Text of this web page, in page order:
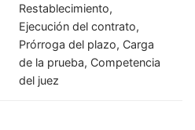
Restablecimiento,
Ejecución del contrato,
Prórroga del plazo, Carga
de la prueba, Competencia
del juez